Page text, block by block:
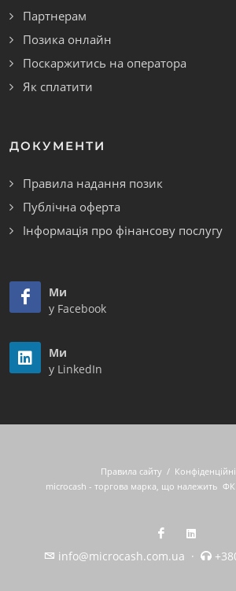
Партнерам
Позика онлайн
Поскаржитись на оператора
Як сплатити
ДОКУМЕНТИ
Правила надання позик
Публічна оферта
Інформація про фінансову послугу
Ми
у Facebook
Ми
у LinkedIn
Правила сайту /
microcash - торгова марка, що належить ФК
info@microcash.com.ua ·